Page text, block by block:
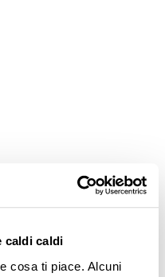
caldi caldi
cosa ti piace. Alcuni